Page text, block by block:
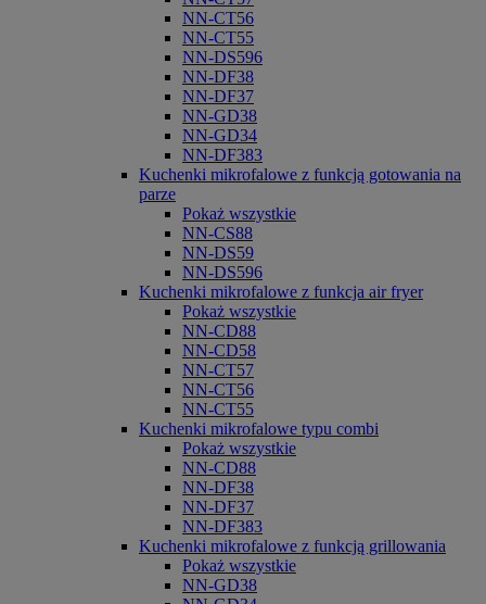
NN-CT56
NN-CT55
NN-DS596
NN-DF38
NN-DF37
NN-GD38
NN-GD34
NN-DF383
Kuchenki mikrofalowe z funkcją gotowania na
parze
Pokaż wszystkie
NN-CS88
NN-DS59
NN-DS596
Kuchenki mikrofalowe z funkcja air fryer
Pokaż wszystkie
NN-CD88
NN-CD58
NN-CT57
NN-CT56
NN-CT55
Kuchenki mikrofalowe typu combi
Pokaż wszystkie
NN-CD88
NN-DF38
NN-DF37
NN-DF383
Kuchenki mikrofalowe z funkcją grillowania
Pokaż wszystkie
NN-GD38